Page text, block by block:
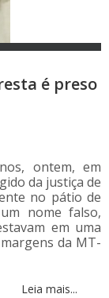
é preso
ontem, em
da justiça de
no pátio de
nome falso,
em uma
da MT-
Leia mais...